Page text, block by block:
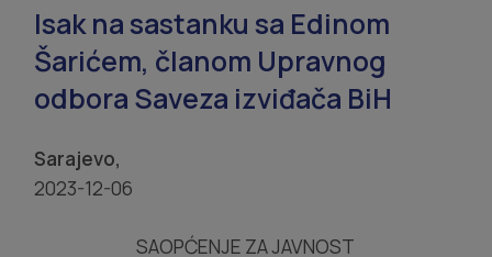
Isak na sastanku sa Edinom
Šarićem, članom Upravnog
odbora Saveza izviđača BiH
Sarajevo,
2023-12-06
SAOPĆENJE ZA JAVNOST